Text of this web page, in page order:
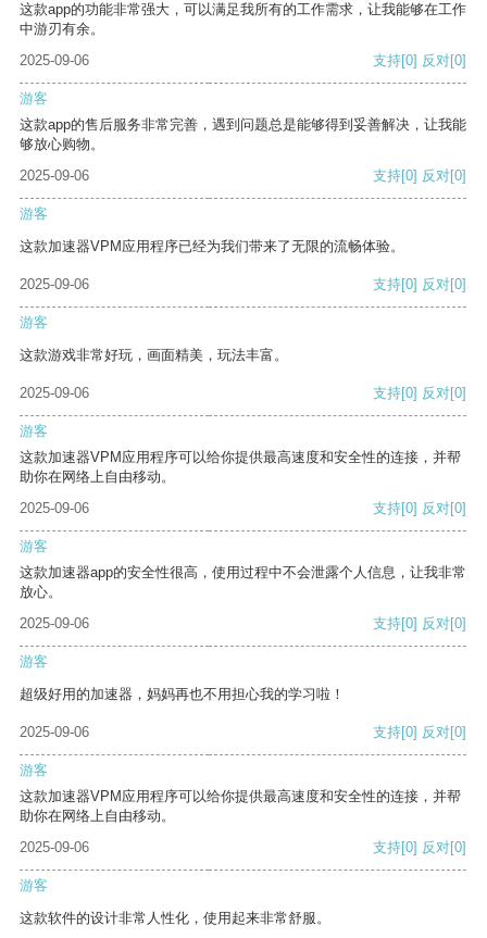
这款app的功能非常强大，可以满足我所有的工作需求，让我能够在工作
中游刃有余。
2025-09-06
支持[0] 反对[0]
游客
这款app的售后服务非常完善，遇到问题总是能够得到妥善解决，让我能
够放心购物。
2025-09-06
支持[0] 反对[0]
游客
这款加速器VPM应用程序已经为我们带来了无限的流畅体验。
2025-09-06 支持[0] 反对[0]
游客
这款游戏非常好玩，画面精美，玩法丰富。
2025-09-06 支持[0] 反对[0]
游客
这款加速器VPM应用程序可以给你提供最高速度和安全性的连接，并帮
助你在网络上自由移动。
2025-09-06
支持[0] 反对[0]
游客
这款加速器app的安全性很高，使用过程中不会泄露个人信息，让我非常
放心。
2025-09-06
支持[0] 反对[0]
游客
超级好用的加速器，妈妈再也不用担心我的学习啦！
2025-09-06 支持[0] 反对[0]
游客
这款加速器VPM应用程序可以给你提供最高速度和安全性的连接，并帮
助你在网络上自由移动。
2025-09-06
支持[0] 反对[0]
游客
这款软件的设计非常人性化，使用起来非常舒服。